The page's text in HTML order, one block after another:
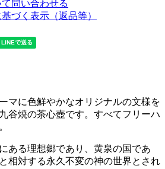
問い合わせる
づく表示（返品等）
マに色鮮やかなオリジナルの文様を
谷焼の茶心壺です。すべてフリーハ
ある理想郷であり、黄泉の国であ
相対する永久不変の神の世界とされ